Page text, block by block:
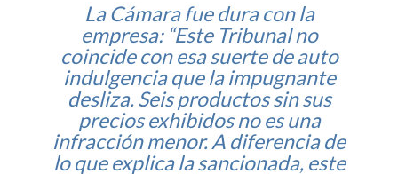
La Cámara fue dura con la
empresa: “Este Tribunal no
coincide con esa suerte de auto
indulgencia que la impugnante
desliza. Seis productos sin sus
precios exhibidos no es una
infracción menor. A diferencia de
lo que explica la sancionada, este